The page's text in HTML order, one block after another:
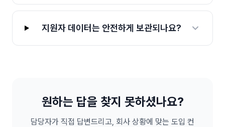
지원자 데이터는 안전하게 보관되나요?
원하는 답을 찾지 못하셨나요?
담당자가 직접 답변드리고, 회사 상황에 맞는 도입 컨